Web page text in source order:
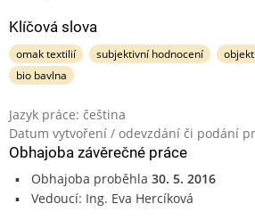
Klíčová slova
omak textilií subjektivní hodnocení
bio bavlna
Jazyk práce: čeština
Datum vytvoření / odevzdání či podání
Obhajoba závěrečné práce
Obhajoba proběhla 30. 5. 2016
Vedoucí: Ing. Eva Hercíková